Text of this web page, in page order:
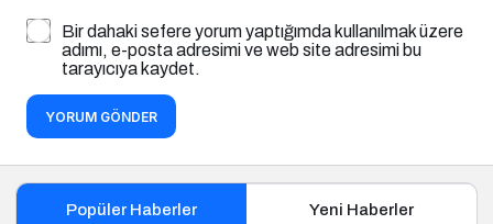
Bir dahaki sefere yorum yaptığımda kullanılmak üzere
adımı, e-posta adresimi ve web site adresimi bu
tarayıcıya kaydet.
YORUM GÖNDER
Popüler Haberler Yeni Haberler